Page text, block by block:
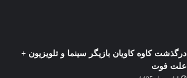
درگذشت کاوه کاویان بازیگر سینما و تلویزیون +
علت فوت